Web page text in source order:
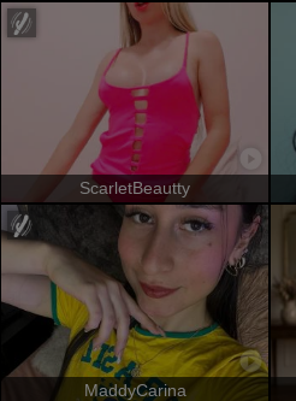
ScarletBeautty
MaddyCarina